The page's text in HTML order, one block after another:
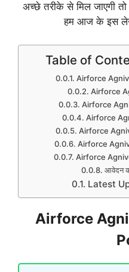
अच्छे तरीके से मिल जाएगी
हम आज के इस
Table of
Airforce
Airforce
Airforce
Airforce
Airforce
Airforce
Airforce
आवेदन
Latest
Airforce